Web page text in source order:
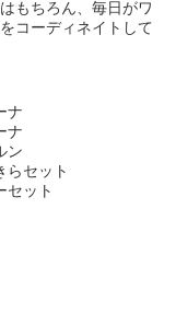
もちろん、毎日がワ
コーディネイトして
ナ
ナ
ン
らセット
セット